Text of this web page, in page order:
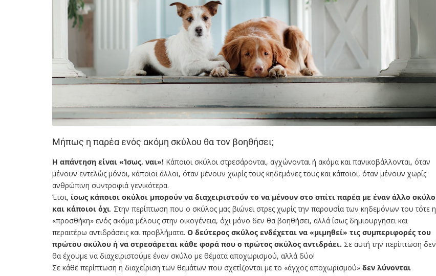
Μήπως η παρέα ενός ακόμη σκύλου θα τον βοηθήσει;
Η απάντηση είναι «Ίσως, ναι»! Κάποιοι σκύλοι στρεσάρονται, αγχώνονται ή ακόμα και πανικοβάλλονται, όταν
μένουν εντελώς μόνοι, κάποιοι άλλοι, όταν μένουν χωρίς τους κηδεμόνες τους και κάποιοι, όταν μένουν χωρίς
ανθρώπινη συντροφιά γενικότερα.
Έτσι, ίσως κάποιοι σκύλοι μπορούν να διαχειριστούν το να μένουν στο σπίτι παρέα με έναν άλλο σκύλο
και κάποιοι όχι. Στην περίπτωση που ο σκύλος μας βιώνει στρες χωρίς την παρουσία των κηδεμόνων του τότε η
«προσθήκη» ενός ακόμα μέλους στην οικογένεια, όχι μόνο δεν θα βοηθήσει, αλλά ίσως δημιουργήσει και
περαιτέρω αντιδράσεις και προβλήματα. Ο δεύτερος σκύλος ενδέχεται να «μιμηθεί» τις συμπεριφορές του
πρώτου σκύλου ή να στρεσάρεται κάθε φορά που ο πρώτος σκύλος αντιδράει. Σε αυτή την περίπτωση δεν
θα έχουμε να διαχειριστούμε έναν σκύλο με θέματα αποχωρισμού, αλλά δύο!
Σε κάθε περίπτωση η διαχείριση των θεμάτων που σχετίζονται με το «άγχος αποχωρισμού» δεν λύνονται